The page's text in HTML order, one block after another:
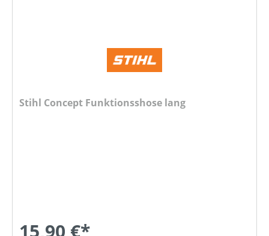
Stihl Concept Funktionsshose lang
15,90 €*